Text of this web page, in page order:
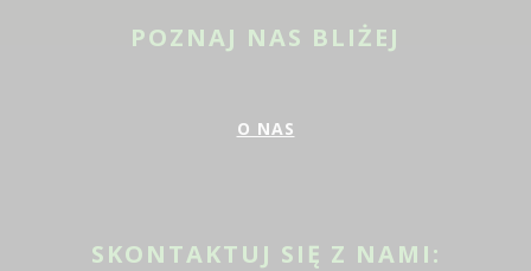
POZNAJ NAS BLIŻEJ
O NAS
SKONTAKTUJ SIĘ Z NAMI: